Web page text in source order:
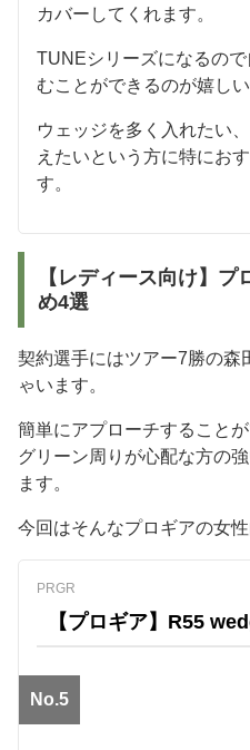
カバーしてくれます。
TUNEシリーズになるの
むことができるのが嬉しい
ウェッジを多く入れたい
えたいという方に特にお
す。
【レディース向け】
め4選
契約選手にはツアー7勝の森
ゃいます。
簡単にアプローチすること
グリーン周りが心配な方の
ます。
今回はそんなプロギアの女
PRGR
【プロギア】R55
No.5